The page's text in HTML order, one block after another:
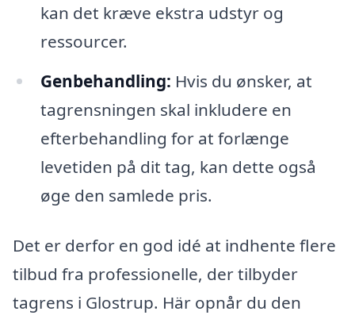
kan det kræve ekstra udstyr og
ressourcer.
Genbehandling: Hvis du ønsker, at
tagrensningen skal inkludere en
efterbehandling for at forlænge
levetiden på dit tag, kan dette også
øge den samlede pris.
Det er derfor en god idé at indhente flere
tilbud fra professionelle, der tilbyder
tagrens i Glostrup. Här opnår du den